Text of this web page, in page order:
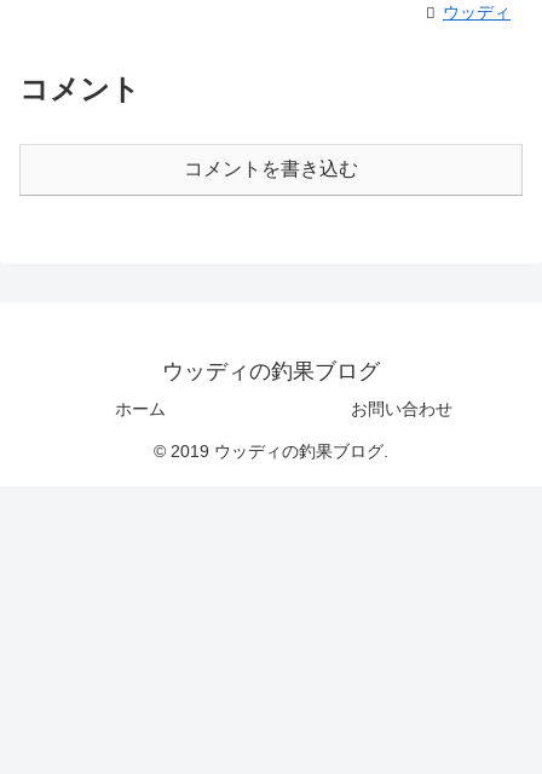
ウッディ
コメント
コメントを書き込む
ウッディの釣果ブログ
ホーム お問い合わせ
© 2019 ウッディの釣果ブログ.